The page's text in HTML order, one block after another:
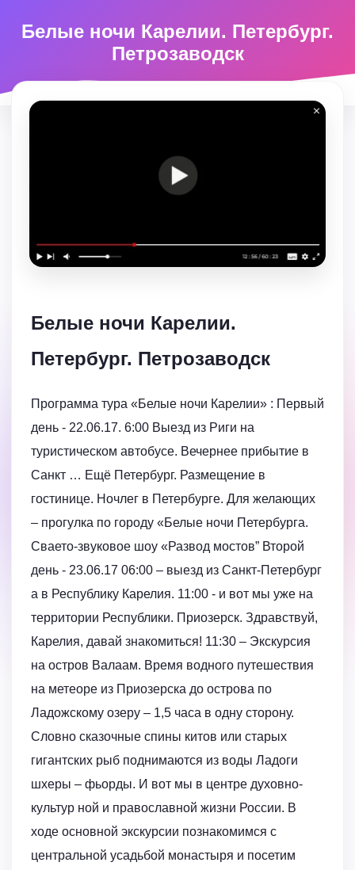
Белые ночи Карелии. Петербург.
Петрозаводск
Белые ночи Карелии.
Петербург. Петрозаводск
Программа тура «Белые ночи Карелии» : Первый
день - 22.06.17. 6:00 Выезд из Риги на
туристическом автобусе. Вечернее прибытие в
Санкт … Ещё Петербург. Размещение в
гостинице. Ночлег в Петербурге. Для желающих
– прогулка по городу «Белые ночи Петербурга.
Сваето-звуковое шоу «Развод мостов” Второй
день - 23.06.17 06:00 – выезд из Санкт-Петербург
а в Республику Карелия. 11:00 - и вот мы уже на
территории Республики. Приозерск. Здравствуй,
Карелия, давай знакомиться! 11:30 – Экскурсия
на остров Валаам. Время водного путешествия
на метеоре из Приозерска до острова по
Ладожскому озеру – 1,5 часа в одну сторону.
Словно сказочные спины китов или старых
гигантских рыб поднимаются из воды Ладоги
шхеры – фьорды. И вот мы в центре духовно-
культур ной и православной жизни России. В
ходе основной экскурсии познакомимся с
центральной усадьбой монастыря и посетим